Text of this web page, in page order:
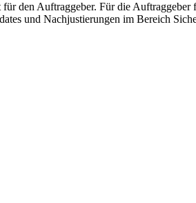
den Auftraggeber. Für die Auftraggeber
und Nachjustierungen im Bereich